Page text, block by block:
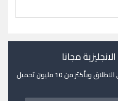
مجانا
من 10 مليون تحميل